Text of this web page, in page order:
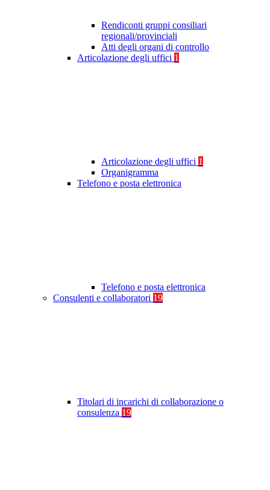
Rendiconti gruppi consiliari
regionali/provinciali
Atti degli organi di controllo
Articolazione degli uffici 1
Articolazione degli uffici 1
Organigramma
Telefono e posta elettronica
Telefono e posta elettronica
Consulenti e collaboratori 19
Titolari di incarichi di collaborazione o
consulenza 19